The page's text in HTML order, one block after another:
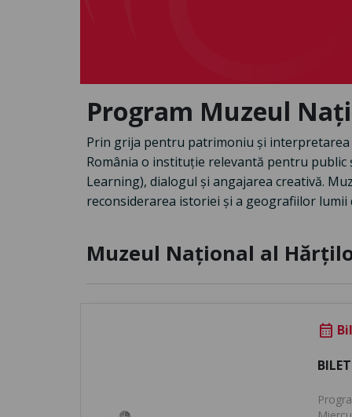
Program Muzeul
Prin grija pentru patrimoniu și interpretarea
România o instituție relevantă pentru
Learning), dialogul și angajarea creativă.
reconsiderarea istoriei și a geografiilor lumii
Muzeul Național al
calendar_month